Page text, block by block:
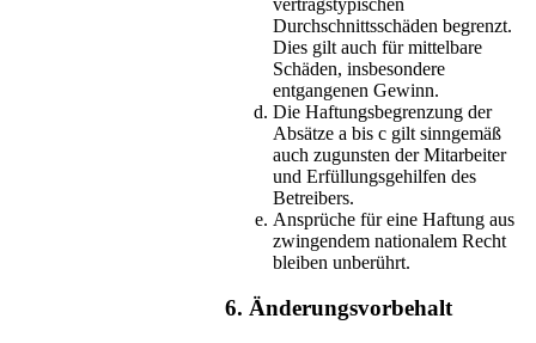
Durchschnittsschäden begrenzt.
Dies gilt auch für mittelbare
Schäden, insbesondere
entgangenen Gewinn.
Die Haftungsbegrenzung der
Absätze a bis c gilt sinngemäß
auch zugunsten der Mitarbeiter
und Erfüllungsgehilfen des
Betreibers.
Ansprüche für eine Haftung aus
zwingendem nationalem Recht
bleiben unberührt.
6. Änderungsvorbehalt